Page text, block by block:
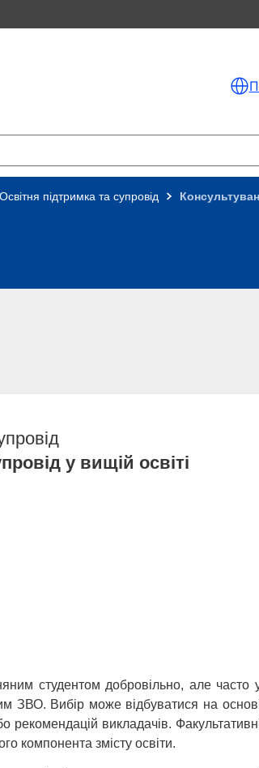
Освітня підтримка та супровід
у вищій освіті
студентом добровільно, але часто
ЗВО. Вибір може відбуватися на
рекомендацій викладачів.
компонента змісту освіти.